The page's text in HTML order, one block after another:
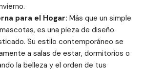
para el Hogar: Más que un simple
es una pieza de diseño
Su estilo contemporáneo se
a salas de estar, dormitorios o
la belleza y el orden de tus